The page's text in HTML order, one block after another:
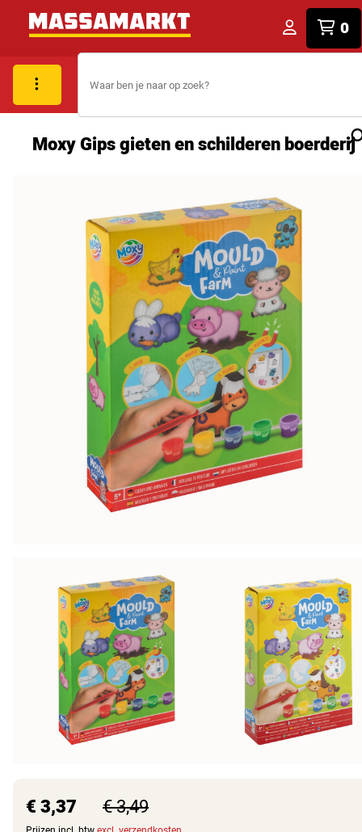
0
Moxy Gips gieten en schilderen boerderij
€ 3,37 € 3,49